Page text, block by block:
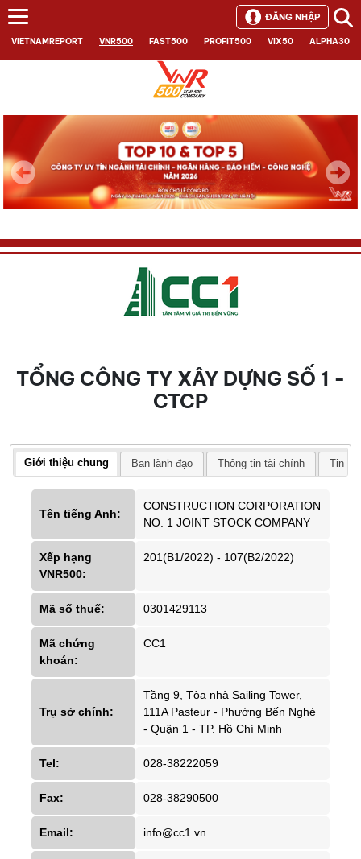
VIETNAMREPORT VNR500 FAST500 PROFIT500 VIX50 ALPHA30
ĐĂNG NHẬP
Next
TỔNG CÔNG TY XÂY DỰNG SỐ 1 -
CTCP
Giới thiệu chung Ban lãnh đạo Thông tin tài chính Tin
Tên tiếng Anh:
CONSTRUCTION CORPORATION
NO. 1 JOINT STOCK COMPANY
Xếp hạng
VNR500:
201(B1/2022) - 107(B2/2022)
Mã số thuế: 0301429113
Mã chứng
khoán:
CC1
Trụ sở chính:
Tầng 9, Tòa nhà Sailing Tower,
111A Pasteur - Phường Bến Nghé
- Quận 1 - TP. Hồ Chí Minh
Tel: 028-38222059
Fax: 028-38290500
Email: info@cc1.vn